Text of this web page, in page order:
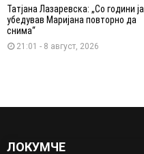
Татјана Лазаревска: „Со години ја
убедував Маријана повторно да
снима“
21:01 - 8 август, 2026
ЛОКУМЧЕ